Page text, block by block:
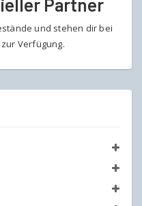
Partner
und stehen dir bei
Verfügung.